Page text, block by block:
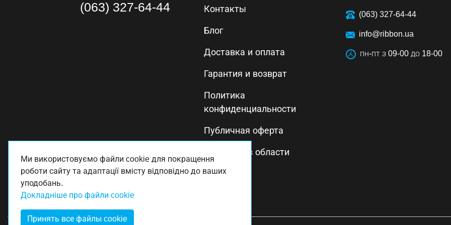
(063) 327-64-44 Контакты
Блог
Доставка и оплата
Гарантия и возврат
Политика
конфиденциальности
Публичная оферта
Политика в области
(063) 327-64-44
info@ribbon.ua
пн-пт з 09-00 до 18-00
Ми використовуємо файли cookie для покращення
роботи сайту та адаптації вмісту відповідно до ваших
уподобань.
Докладніше про файли cookie
Принять все файлы cookie